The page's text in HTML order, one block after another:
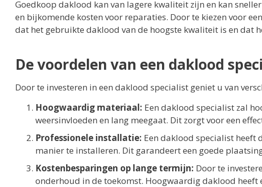
Goedkoop daklood kan van lagere kwaliteit zijn en kan
en bijkomende kosten voor reparaties. Door te kiezen voor
dat het gebruikte daklood van de hoogste kwaliteit is en dat
De voordelen van een daklood
Door te investeren in een daklood specialist geniet u van
Hoogwaardig materiaal: Een daklood specialist zal
weersinvloeden en lang meegaat. Dit zorgt voor een
Professionele installatie: Een daklood specialist heeft
manier te installeren. Dit garandeert een goede
Kostenbesparingen op lange termijn: Door te
onderhoud in de toekomst. Hoogwaardig daklood